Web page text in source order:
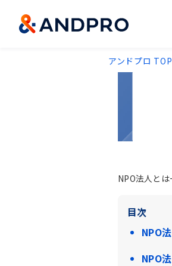
アンドプロ TOP
NPO法人と
目次
NPO
NPO